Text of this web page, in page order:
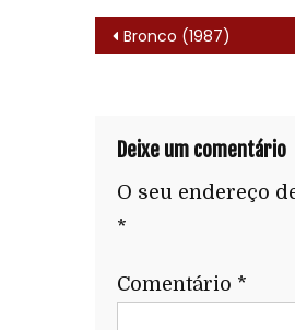
Bronco (1987)
Deixe um comentário
O seu endereço
*
Comentário *